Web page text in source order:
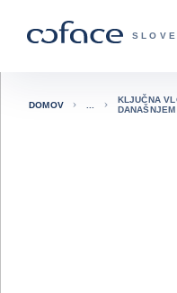
Domov
DOMOV
KLJUČNA